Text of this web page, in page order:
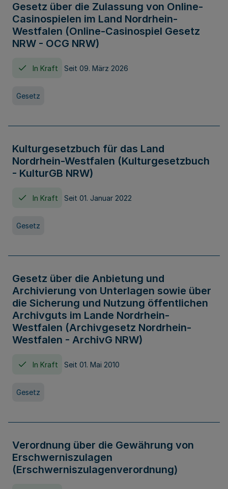
Gesetz über die Zulassung von Online-
Casinospielen im Land Nordrhein-
Westfalen (Online-Casinospiel Gesetz
NRW - OCG NRW)
In Kraft Seit 09. März 2026
Gesetz
Kulturgesetzbuch für das Land
Nordrhein-Westfalen (Kulturgesetzbuch
- KulturGB NRW)
In Kraft Seit 01. Januar 2022
Gesetz
Gesetz über die Anbietung und
Archivierung von Unterlagen sowie über
die Sicherung und Nutzung öffentlichen
Archivguts im Lande Nordrhein-
Westfalen (Archivgesetz Nordrhein-
Westfalen - ArchivG NRW)
In Kraft Seit 01. Mai 2010
Gesetz
Verordnung über die Gewährung von
Erschwerniszulagen
(Erschwerniszulagenverordnung)